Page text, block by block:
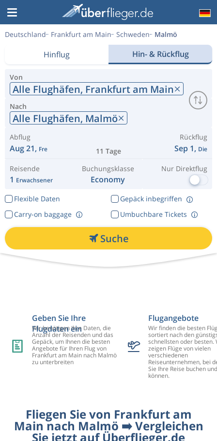
Deutschland Frankfurt am Main Schweden Malmö
Hinflug Hin- & Rückflug
Von
Alle Flughäfen, Frankfurt am Main
Nach
Alle Flughäfen, Malmö
Abflug
Aug 21, Fre 11 Tage
Rückflug
Sep 1, Die
Reisende
1 Erwachsener
Buchungsklasse
Economy
Nur Direktflug
Flexible Daten
Gepäck inbegriffen
Umbuchbare Tickets
Carry-on baggage
Suche
Geben Sie Ihre
Flugdaten ein
Wir benötigen Ihre Daten, die
Anzahl der Reisenden und das
Gepäck, um Ihnen die besten
Angebote für Ihren Flug von
Frankfurt am Main nach Malmö
zu unterbreiten
Flugangebote
Wir finden die besten
sortiert nach den
schnellsten oder besten.
zeigen Flüge von vielen
verschiedenen
Reiseunternehmen, bei
Sie Ihre Reise buchen
können.
Fliegen Sie von Frankfurt am
Main nach Malmö ➡️ Vergleichen
Sie jetzt auf Überflieger.de